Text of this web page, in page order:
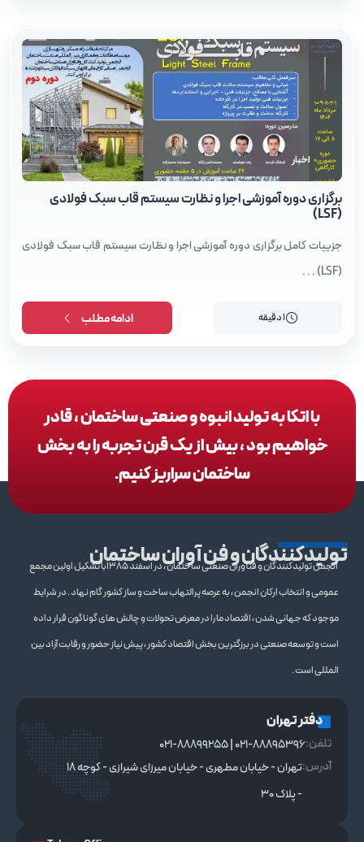
اخبار
برگزاری دوره آموزشی اجرا و نظارت سیستم قاب سبک فولادی
(LSF)
جزییات کامل برگزاری دوره آموزشی اجرا و نظارت سیستم قاب سبک فولادی
(LSF) . . .
1 دقیقه ادامه مطلب
با اتکا به تولید انبوه و صنعتی ساختمان ، قادر
خواهیم بود ، بیش از یک قرن تجربه را به بخش
ساختمان سراریز کنیم.
تولیدکنندگان و فن آوران ساختمانانجمن تولیدکنندگان و فنآوران صنعتی ساختمان ، در اسفند 1385با تشکیل اولین مجمع
عمومی و انتخاب ارکان انجمن ، به عرصه پرالتهاب ساخت و ساز کشور گام نهاد . در شرایط
موجود که جهانی شدن ، اقتصاد ما را در معرض تحولات و چالش های گوناگون قرار داده
است و توسعه صنعتی در برزگترین بخش اقتصاد کشور ، پیش نیاز حضور و رقابت آزاد بین
المللی است .
دفتر تهران
تلفن:021-88895396 | 021-88899255
آدرس:
تهران - خیابان مطهری - خیابان میرزای شیرازی - کوچه ۱۸
- پلاک ۳۰